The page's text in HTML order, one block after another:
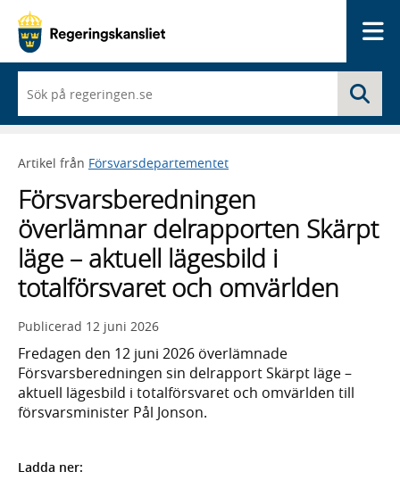
du
börjar
skriva
framträder
lista
med
sökförslag
Artikel från Försvarsdepartementet
Försvarsberedningen
överlämnar delrapporten Skärpt
läge – aktuell lägesbild i
totalförsvaret och omvärlden
Publicerad 12 juni 2026
Fredagen den 12 juni 2026 överlämnade
Försvarsberedningen sin delrapport Skärpt läge –
aktuell lägesbild i totalförsvaret och omvärlden till
försvarsminister Pål Jonson.
Ladda ner: